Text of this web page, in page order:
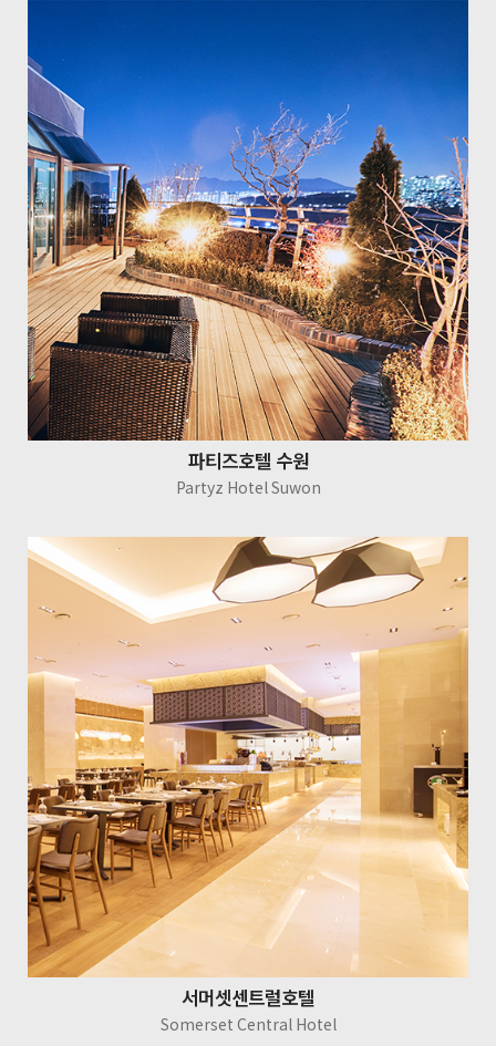
파티즈호텔 수원
Partyz Hotel Suwon
서머셋센트럴호텔
Somerset Central Hotel